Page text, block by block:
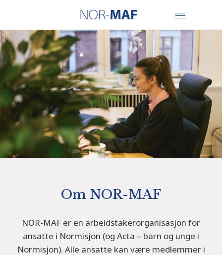
Om NOR-MAF
NOR-MAF er en arbeidstakerorganisasjon for
ansatte i Normisjon (og Acta – barn og unge i
Normisjon). Alle ansatte kan være medlemmer i